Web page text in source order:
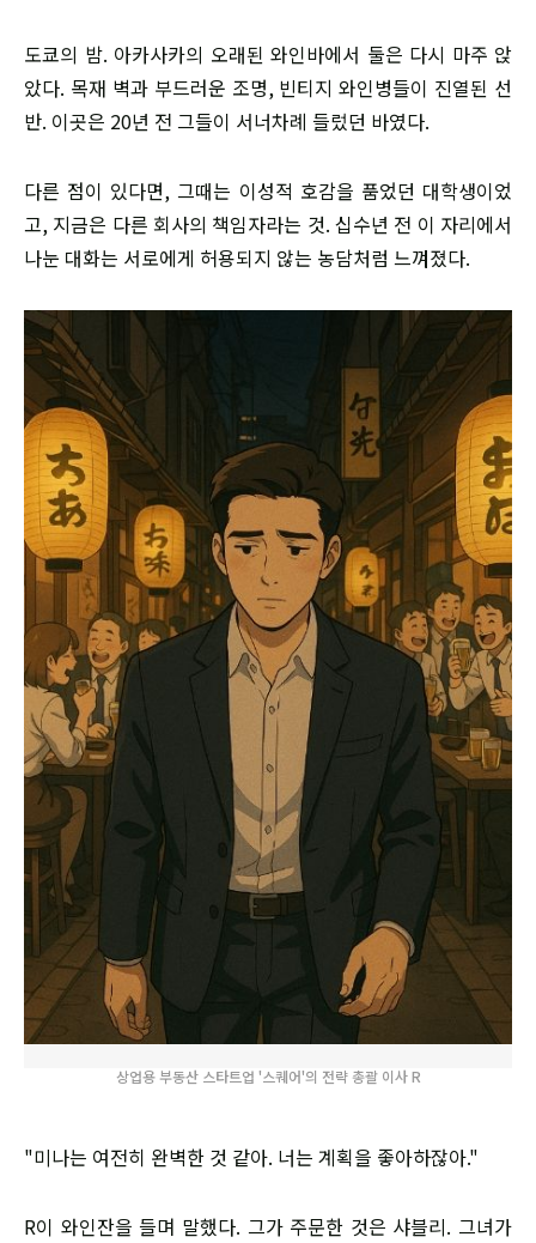
도쿄의 밤. 아카사카의 오래된 와인바에서 둘은 다시 마주 앉
았다. 목재 벽과 부드러운 조명, 빈티지 와인병들이 진열된 선
반. 이곳은 20년 전 그들이 서너차례 들렀던 바였다.
다른 점이 있다면, 그때는 이성적 호감을 품었던 대학생이었
고, 지금은 다른 회사의 책임자라는 것. 십수년 전 이 자리에서
나눈 대화는 서로에게 허용되지 않는 농담처럼 느껴졌다.
상업용 부동산 스타트업 '스퀘어'의 전략 총괄 이사 R
"미나는 여전히 완벽한 것 같아. 너는 계획을 좋아하잖아."
R이 와인잔을 들며 말했다. 그가 주문한 것은 샤블리. 그녀가